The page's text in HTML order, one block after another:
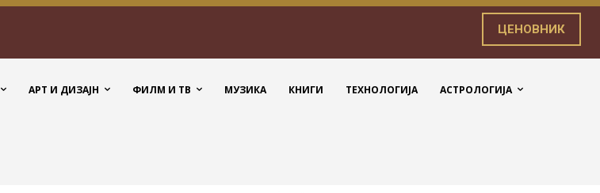
ЦЕНОВНИК
АРТ И ДИЗАЈН ФИЛМ И ТВ МУЗИКА КНИГИ ТЕХНОЛОГИЈА АСТРОЛОГИЈА